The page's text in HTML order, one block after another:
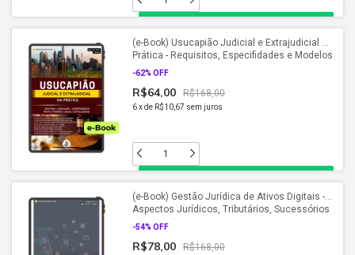
(e-Book) Usucapião Judicial e Extrajudicial na
Prática - Requisitos, Especifidades e Modelos
Práticos (2026)
-62% OFF
R$64,00 R$168,00
6xde R$10,67 sem juros
(e-Book) Gestão Jurídica de Ativos Digitais -
Aspectos Jurídicos, Tributários, Sucessórios
e Regulatórios dos Ativos Digitais (2026)
-54% OFF
R$78,00 R$168,00